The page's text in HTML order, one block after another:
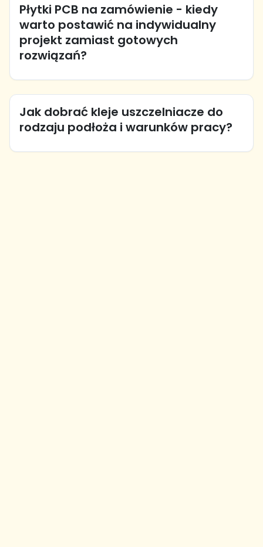
Płytki PCB na zamówienie - kiedy
warto postawić na indywidualny
projekt zamiast gotowych
rozwiązań?
Jak dobrać kleje uszczelniacze do
rodzaju podłoża i warunków pracy?